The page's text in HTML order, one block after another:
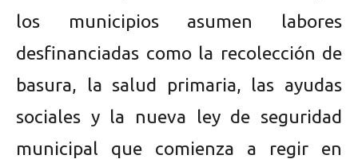
los municipios asumen labores
desfinanciadas como la recolección de
basura, la salud primaria, las ayudas
sociales y la nueva ley de seguridad
municipal que comienza a regir en